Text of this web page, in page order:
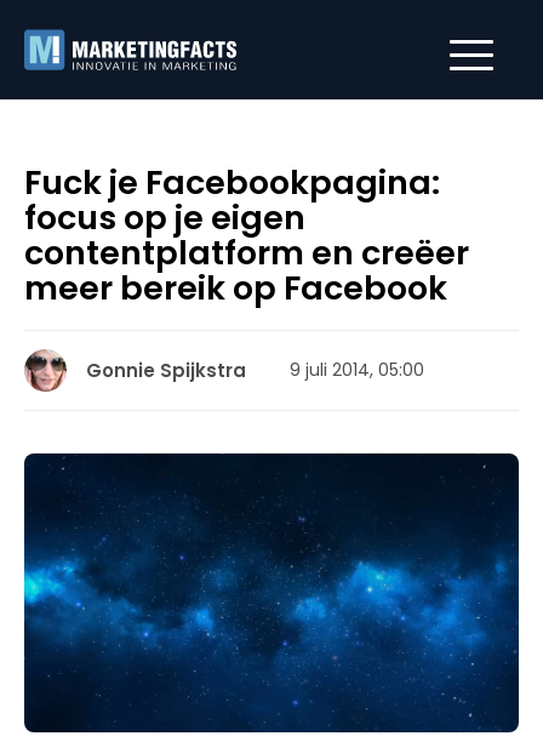
Fuck je Facebookpagina:
focus op je eigen
contentplatform en creëer
meer bereik op Facebook
Gonnie Spijkstra 9 juli 2014, 05:00